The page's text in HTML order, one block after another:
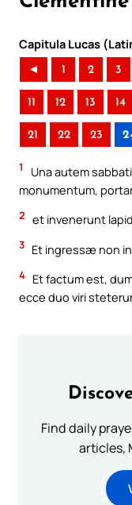
Capitula Lucas
◄ 1 2 3
11 12 13 14
21 22 23
1
Una autem
monumentum,
2 et invenerunt
3 Et ingressæ non
4 Et factum est,
ecce duo viri
Find daily
articles,